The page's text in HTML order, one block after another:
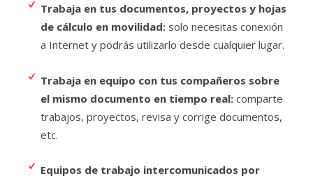
Trabaja en tus documentos, proyectos y hojas
de cálculo en movilidad: solo necesitas conexión
a Internet y podrás utilizarlo desde cualquier lugar.
Trabaja en equipo con tus compañeros sobre
el mismo documento en tiempo real:comparte
trabajos, proyectos, revisa y corrige documentos,
etc.
Equipos de trabajo intercomunicados por